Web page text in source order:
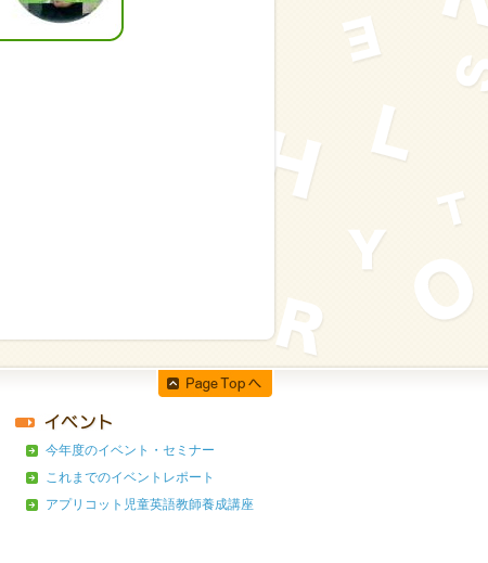
今年度のイベント・セミナー
これまでのイベントレポート
アプリコット児童英語教師養成講座